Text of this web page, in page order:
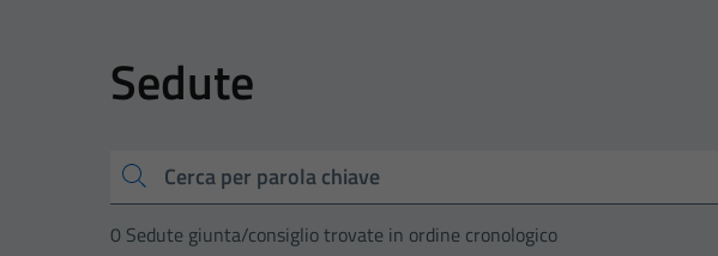
Sedute
Cerca
0 Sedute giunta/consiglio trovate in ordine cronologico